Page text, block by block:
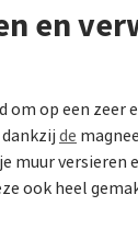
en
om op een zeer
de
muur versieren
ook heel